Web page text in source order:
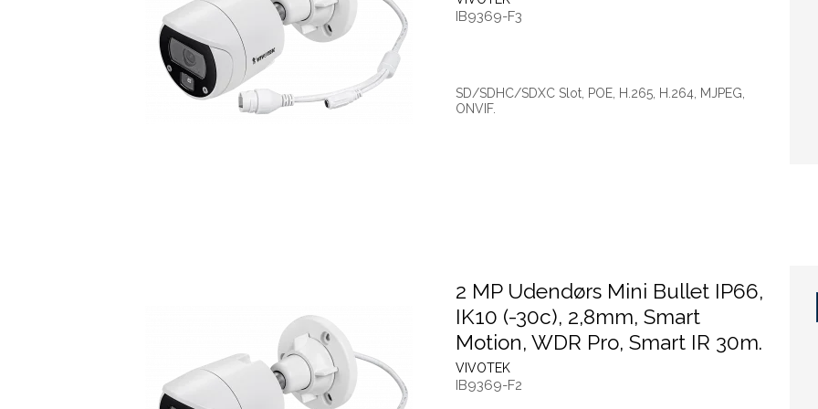
IB9369-F3
SD/SDHC/SDXC Slot, POE, H.265, H.264, MJPEG,
ONVIF.
2 MP Udendørs Mini Bullet IP66,
IK10 (-30c), 2,8mm, Smart
Motion, WDR Pro, Smart IR 30m.
VIVOTEK
IB9369-F2